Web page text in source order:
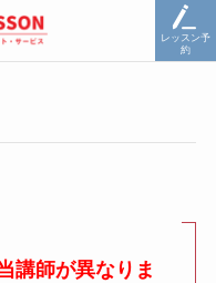
レッスン予
約
講師が異なりま